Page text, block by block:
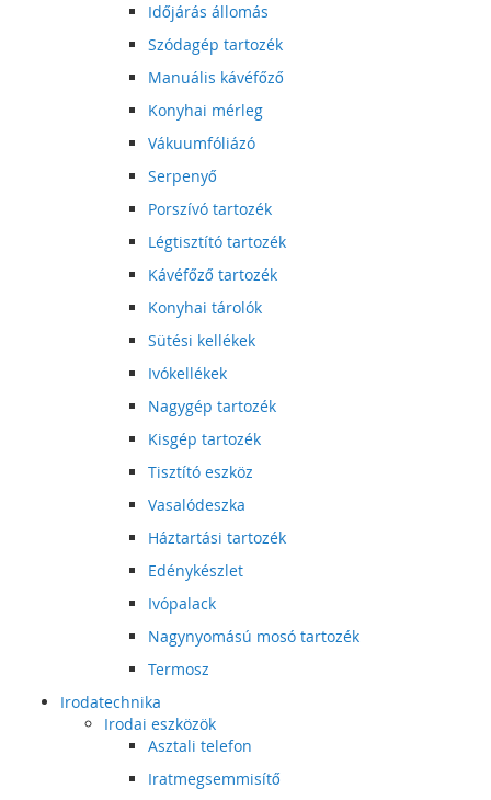
Időjárás állomás
Szódagép tartozék
Manuális kávéfőző
Konyhai mérleg
Vákuumfóliázó
Serpenyő
Porszívó tartozék
Légtisztító tartozék
Kávéfőző tartozék
Konyhai tárolók
Sütési kellékek
Ivókellékek
Nagygép tartozék
Kisgép tartozék
Tisztító eszköz
Vasalódeszka
Háztartási tartozék
Edénykészlet
Ivópalack
Nagynyomású mosó tartozék
Termosz
Irodatechnika
Irodai eszközök
Asztali telefon
Iratmegsemmisítő